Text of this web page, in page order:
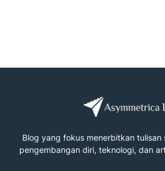
Blog yang fokus menerbitkan
pengembangan diri, teknologi, dan